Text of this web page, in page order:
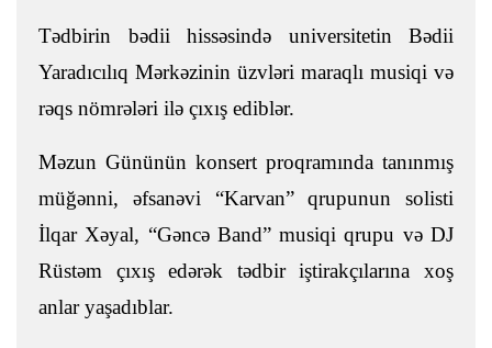
Tədbirin bədii hissəsində universitetin Bədii
Yaradıcılıq Mərkəzinin üzvləri maraqlı musiqi və
rəqs nömrələri ilə çıxış ediblər.
Məzun Gününün konsert proqramında tanınmış
müğənni, əfsanəvi “Karvan” qrupunun solisti
İlqar Xəyal, “Gəncə Band” musiqi qrupu və DJ
Rüstəm çıxış edərək tədbir iştirakçılarına xoş
anlar yaşadıblar.